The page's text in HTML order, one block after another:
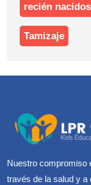
recién nacidos
Tamizaje
Nuestro compromiso
través de la salud y a